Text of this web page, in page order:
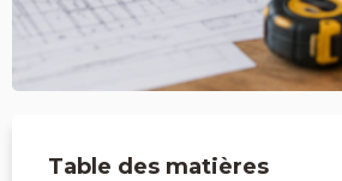
Table des matières